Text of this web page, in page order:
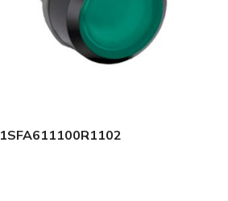
1SFA611100R1102